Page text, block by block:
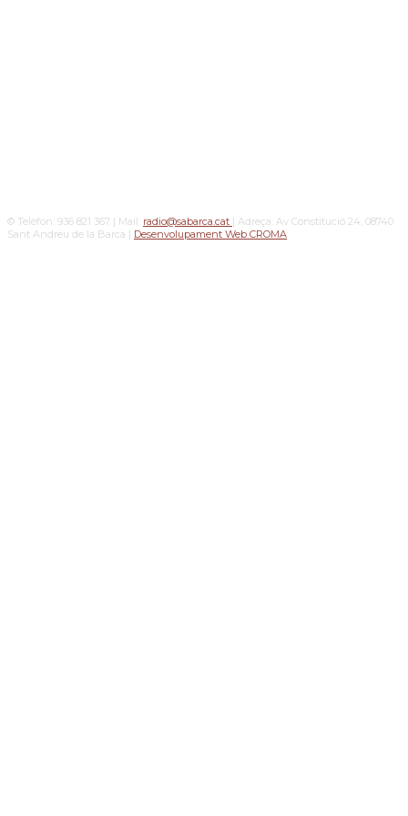
© Telèfon: 936 821 367 | Mail: radio@sabarca.cat | Adreça: Av Constitució 24, 08740
Sant Andreu de la Barca | Desenvolupament Web CROMA